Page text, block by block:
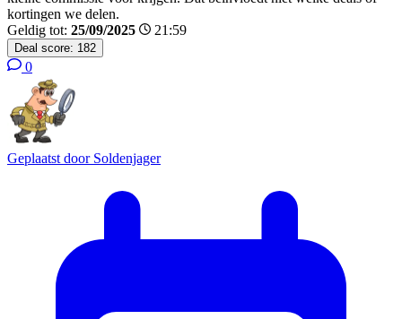
kortingen we delen.
Geldig tot: 25/09/2025 21:59
Deal score: 182
0
Geplaatst door Soldenjager